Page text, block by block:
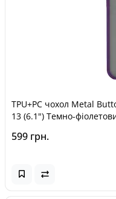
TPU+PC чохол Metal
13 (6.1") Темно-
599 грн.